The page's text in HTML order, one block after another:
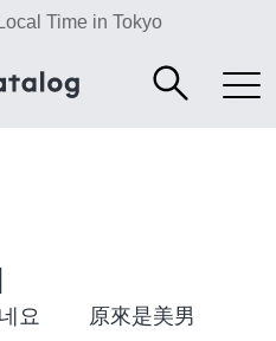
Local Time in Tokyo
요 原來是美男